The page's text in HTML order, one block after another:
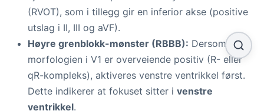
(RVOT), som i tillegg gir en inferior akse (positive
utslag i II, III og aVF).
Høyre grenblokk-mønster (RBBB): Dersom
morfologien i V1 er overveiende positiv (R- eller
qR-kompleks), aktiveres venstre ventrikkel først.
Dette indikerer at fokuset sitter i venstre
ventrikkel.